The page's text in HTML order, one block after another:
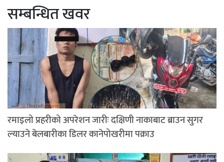
सम्बन्धित खवर
रमाइलो प्रहरीको अपरेशन जारीः दक्षिणी नाकाबाट ब्राउन सुगर
ल्याउने बेलबारीका डिलर कानेपोखरीमा पक्राउ